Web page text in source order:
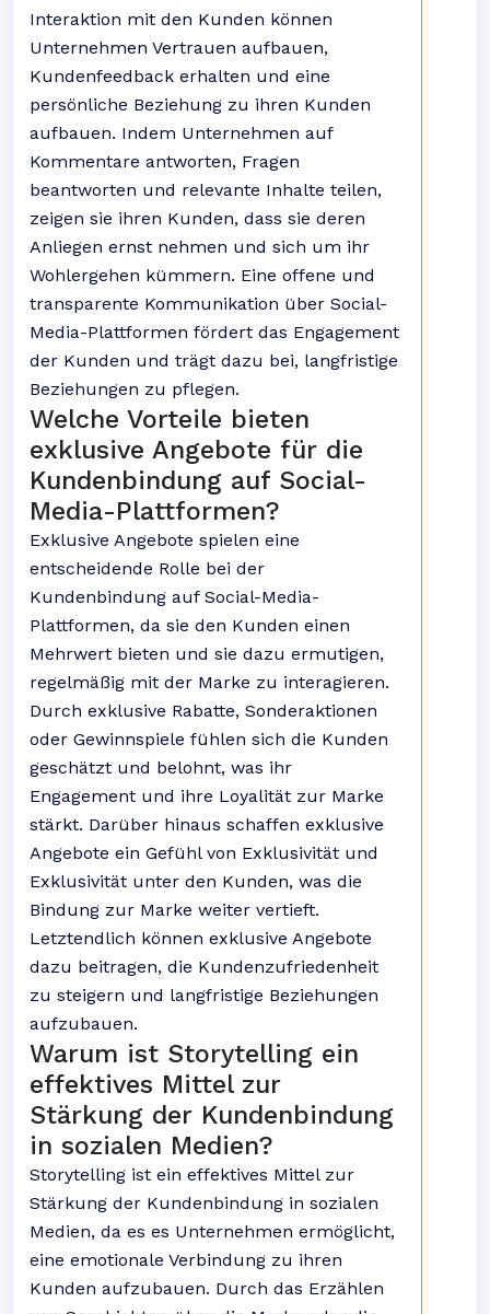
Interaktion mit den Kunden können
Unternehmen Vertrauen aufbauen,
Kundenfeedback erhalten und eine
persönliche Beziehung zu ihren Kunden
aufbauen. Indem Unternehmen auf
Kommentare antworten, Fragen
beantworten und relevante Inhalte teilen,
zeigen sie ihren Kunden, dass sie deren
Anliegen ernst nehmen und sich um ihr
Wohlergehen kümmern. Eine offene und
transparente Kommunikation über Social-
Media-Plattformen fördert das Engagement
der Kunden und trägt dazu bei, langfristige
Beziehungen zu pflegen.
Welche Vorteile bieten
exklusive Angebote für die
Kundenbindung auf Social-
Media-Plattformen?
Exklusive Angebote spielen eine
entscheidende Rolle bei der
Kundenbindung auf Social-Media-
Plattformen, da sie den Kunden einen
Mehrwert bieten und sie dazu ermutigen,
regelmäßig mit der Marke zu interagieren.
Durch exklusive Rabatte, Sonderaktionen
oder Gewinnspiele fühlen sich die Kunden
geschätzt und belohnt, was ihr
Engagement und ihre Loyalität zur Marke
stärkt. Darüber hinaus schaffen exklusive
Angebote ein Gefühl von Exklusivität und
Exklusivität unter den Kunden, was die
Bindung zur Marke weiter vertieft.
Letztendlich können exklusive Angebote
dazu beitragen, die Kundenzufriedenheit
zu steigern und langfristige Beziehungen
aufzubauen.
Warum ist Storytelling ein
effektives Mittel zur
Stärkung der Kundenbindung
in sozialen Medien?
Storytelling ist ein effektives Mittel zur
Stärkung der Kundenbindung in sozialen
Medien, da es es Unternehmen ermöglicht,
eine emotionale Verbindung zu ihren
Kunden aufzubauen. Durch das Erzählen